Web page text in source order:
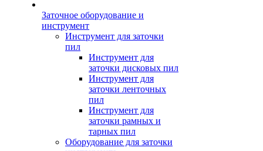
Заточное оборудование и
инструмент
Инструмент для заточки
пил
Инструмент для
заточки дисковых пил
Инструмент для
заточки ленточных
пил
Инструмент для
заточки рамных и
тарных пил
Оборудование для заточки